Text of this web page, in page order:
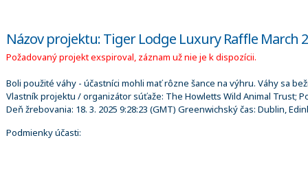
Názov projektu: Tiger Lodge Luxury Raffle March
Požadovaný projekt exspiroval, záznam už nie je k dispozícii.
Boli použité váhy - účastníci mohli mať rôzne šance na výhru. Váhy sa
Vlastník projektu / organizátor súťaže: The Howletts Wild Animal Trust;
Deň žrebovania: 18. 3. 2025 9:28:23 (GMT) Greenwichský čas: Dublin,
Podmienky účasti: